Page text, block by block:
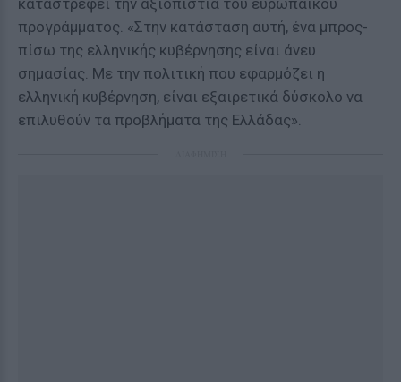
καταστρέφει την αξιοπιστία του ευρωπαϊκού
προγράμματος. «Στην κατάσταση αυτή, ένα μπρος-
πίσω της ελληνικής κυβέρνησης είναι άνευ
σημασίας. Με την πολιτική που εφαρμόζει η
ελληνική κυβέρνηση, είναι εξαιρετικά δύσκολο να
επιλυθούν τα προβλήματα της Ελλάδας».